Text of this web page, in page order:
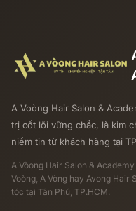
A Voòng Hair Salon &
trị cốt lõi vững chắc, là kim
niềm tin từ khách hàng tại
A Vòong Hair Salon & Academy
Voòng, A Vòng hay Avong
tóc tại Tân Phú, TP.HCM.